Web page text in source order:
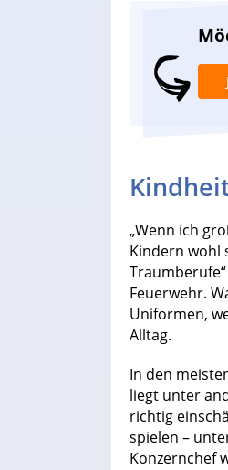
„Wenn ich
Kindern wohl
Feuerwehr.
Uniformen,
Alltag.
In den
liegt unter
richtig
spielen –
Konzernchef